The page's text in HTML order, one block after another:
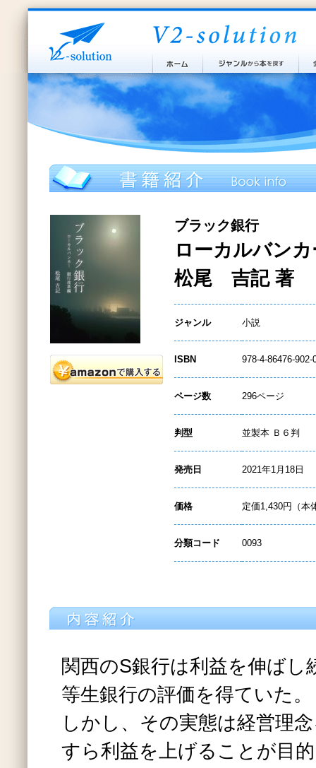
ブラック銀行
ローカルバン
松尾 吉記 著
ジャンル 小説
ISBN 978-4-86476-902-
ページ数 296ページ
判型 並製本 Ｂ６判
発売日 2021年1月18日
価格 定価1,430円（本
分類コード 0093
関西のS銀行は利益を伸ばし
等生銀行の評価を得ていた。
しかし、その実態は経営理
すら利益を上げることが目